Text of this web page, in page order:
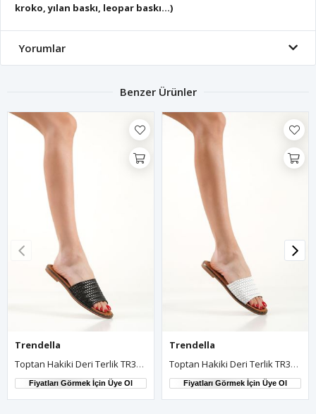
kroko, yılan baskı, leopar baskı...)
Yorumlar
Benzer Ürünler
Trendella
Toptan Hakiki Deri Terlik TR31MY01A
Trendella
Toptan Hakiki Deri Terlik TR31MY01B